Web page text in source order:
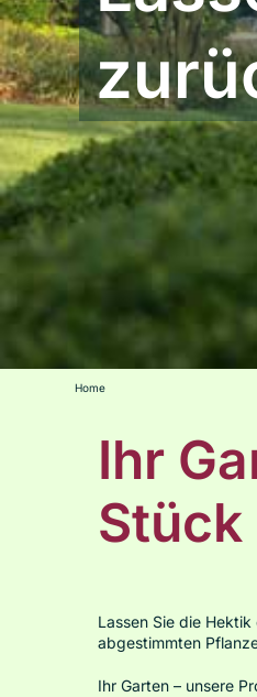
Home
Ihr
Lassen Sie die
abgestimmten
Ihr Garten – unsere